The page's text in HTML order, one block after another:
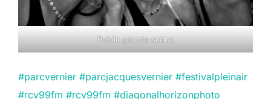
Public grande scène
#parcvernier #parcjacquesvernier #festivalpleinair
#rcv99fm #rcv99fm #diagonalhorizonphoto